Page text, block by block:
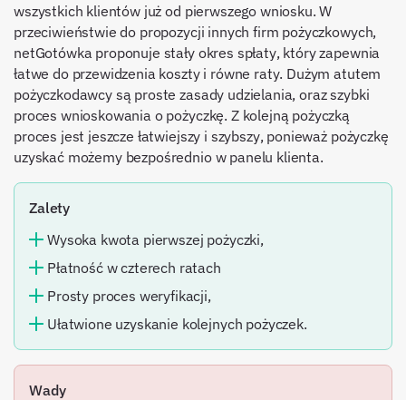
wszystkich klientów już od pierwszego wniosku. W
przeciwieństwie do propozycji innych firm pożyczkowych,
netGotówka proponuje stały okres spłaty, który zapewnia
łatwe do przewidzenia koszty i równe raty. Dużym atutem
pożyczkodawcy są proste zasady udzielania, oraz szybki
proces wnioskowania o pożyczkę. Z kolejną pożyczką
proces jest jeszcze łatwiejszy i szybszy, ponieważ pożyczkę
uzyskać możemy bezpośrednio w panelu klienta.
Zalety
Wysoka kwota pierwszej pożyczki,
Płatność w czterech ratach
Prosty proces weryfikacji,
Ułatwione uzyskanie kolejnych pożyczek.
Wady